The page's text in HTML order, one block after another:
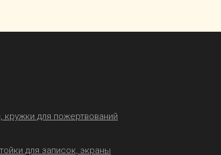
для пожертвований
для записок, экраны